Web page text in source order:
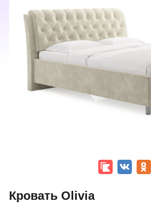
Кровать Olivia